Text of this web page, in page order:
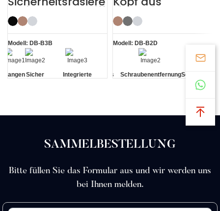
r mit langem Griff
Modell: DB-B3B
LangenSicher
Integrierte
Zinklegierung,
wiederverwendba
rer
Sicherheitsrasiere
r
Modell: DB-B2D
Kopf aus
Schraubenentfernung
SAMMELBESTELLUNG
Bitte füllen Sie das Formular aus und wir werden uns
bei Ihnen melden.